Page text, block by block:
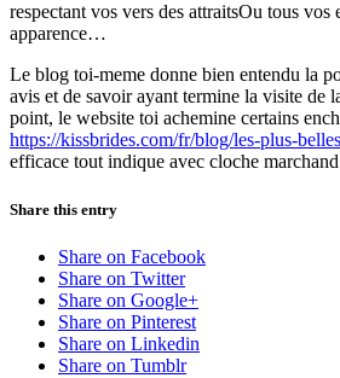
respectant vos vers des attraitsOu tous vos
apparence…
Le blog toi-meme donne bien entendu la
avis et de savoir ayant termine la visite de
point, le website toi achemine certains
https://kissbrides.com/fr/blog/les-plus-
efficace tout indique avec cloche
Share this entry
Share on Facebook
Share on Twitter
Share on Google+
Share on Pinterest
Share on Linkedin
Share on Tumblr